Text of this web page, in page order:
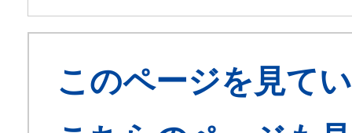
このページを見て